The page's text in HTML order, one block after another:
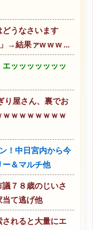
どうなさいます
→結果ァw w w ...
エッッッッッッッ
り屋さん、裏でお
ｗｗｗｗｗｗｗ
！中日宮内から今
＆マルチ他
議７８歳のじいさ
当て逃げ他
れると大量にエ